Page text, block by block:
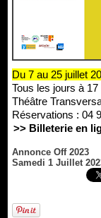
Du 7 au 25 juillet
Tous les jours à
Théâtre
Réservations : 04
>> Billeterie en
Annonce Off 2023
Samedi 1 Juillet